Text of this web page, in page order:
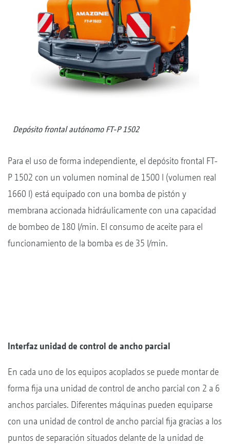
Depósito frontal autónomo FT-P 1502
Para el uso de forma independiente, el depósito frontal FT-
P 1502 con un volumen nominal de 1500 l (volumen real
1660 l) está equipado con una bomba de pistón y
membrana accionada hidráulicamente con una capacidad
de bombeo de 180 l/min. El consumo de aceite para el
funcionamiento de la bomba es de 35 l/min.
Interfaz unidad de control de ancho parcial
En cada uno de los equipos acoplados se puede montar de
forma fija una unidad de control de ancho parcial con 2 a 6
anchos parciales. Diferentes máquinas pueden equiparse
con una unidad de control de ancho parcial fija gracias a los
puntos de separación situados delante de la unidad de